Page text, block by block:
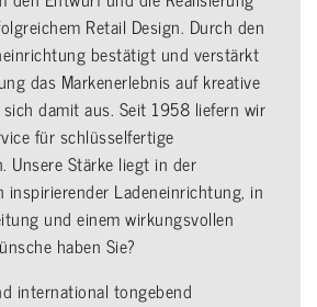
Retail Design. Durch den
bestätigt und verstärkt
das Markenerlebnis auf kreative
damit aus. Seit 1958 liefern wir
für schlüsselfertige
Unsere Stärke liegt in der
inspirierender Ladeneinrichtung, in
und einem wirkungsvollen
haben Sie?
international tongebend